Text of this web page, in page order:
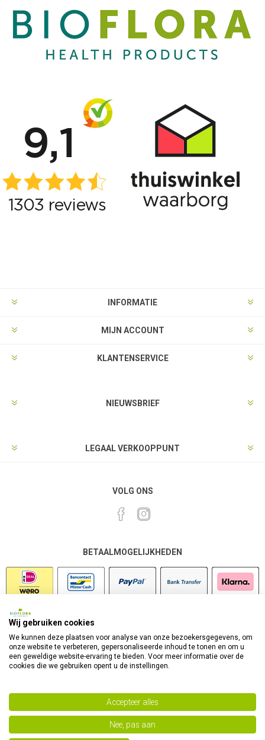
INFORMATIE
MIJN ACCOUNT
KLANTENSERVICE
NIEUWSBRIEF
LEGAAL VERKOOPPUNT
VOLG ONS
BETAALMOGELIJKHEDEN
Powered bynopCommerce
Wij gebruiken cookies
We kunnen deze plaatsen voor analyse van onze bezoekersgegevens, om
onze website te verbeteren, gepersonaliseerde inhoud te tonen en om u
een geweldige website-ervaring te bieden. Voor meer informatie over de
cookies die we gebruiken opent u de instellingen.
Accepteer alles
Nee, pas aan